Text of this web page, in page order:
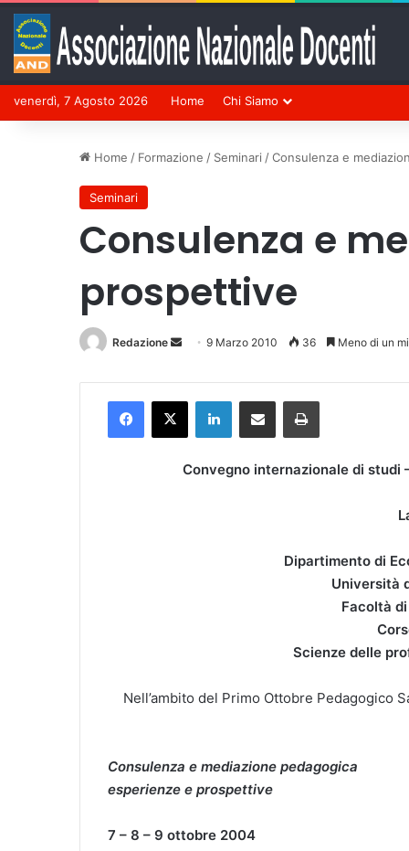
venerdì, 7 Agosto 2026 Home Chi Siamo
Home / Formazione / Seminari /Consulenza e
Seminari
Consulenza e
prospettive
Redazione
Invia 9 Marzo 2010 36 Meno di un
Convegno internazionale di
Dipartimento di
Università
Facoltà
Scienze delle
Nell’ambito del Primo Ottobre Pedagogico
Consulenza e mediazione pedagogica
esperienze e prospettive
7 – 8 – 9 ottobre 2004